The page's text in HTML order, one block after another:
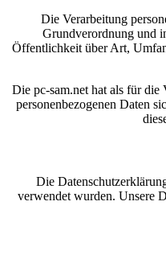
Die Verarbeitung
Grundverordnung und
Öffentlichkeit über Art,
Die pc-sam.net hat als für die
personenbezogenen Daten
Die
verwendet wurden. Unsere